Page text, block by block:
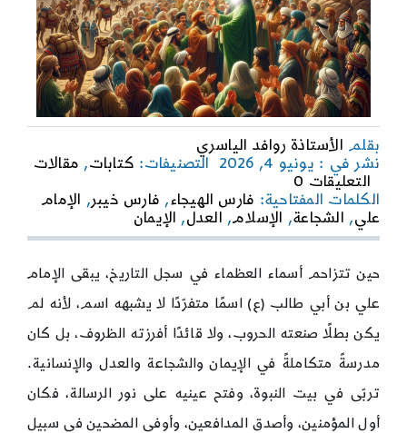
بقلم الأستاذة روافد الياسري
نشر في : يونيو 4, 2026
التصنيفات: كتابات, مقالات
التعليقات 0
on
الإمام
علي
بن
طالب
..
فارس
الهيجاء
وفارس
الكلمات المفتاحية: فارس الهيجاء, فارس خيبر, الإمام
علي, الشجاعة, الإسلام, العدل, الإيمان
حين تتزاحم أسماء العظماء في سجل التاريخ، يبقى الإمام
علي بن أبي طالب (ع) اسمًا متفرّدًا لا يشبهه اسم، لأنه لم
يكن بطلًا صنعته الحروب، ولا قائدًا أفرزته الظروف، بل كان
مدرسةً متكاملةً في الإيمان والشجاعة والعدل والإنسانية.
تربّى في بيت النبوة، وفتح عينيه على نور الرسالة، فكان
أول المؤمنين، وأصدق المدافعين، وأوفى المضحين في سبيل